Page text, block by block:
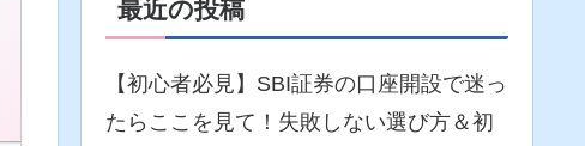
最近の投稿
【初心者必見】SBI証券の口座開設で迷っ
たらここを見て！失敗しない選び方＆初